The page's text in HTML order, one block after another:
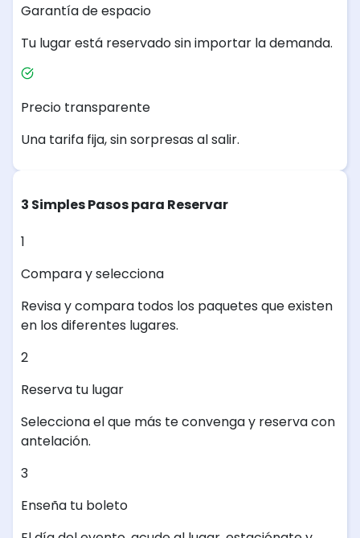
Garantía de espacio
Tu lugar está reservado sin importar la demanda.
Precio transparente
Una tarifa fija, sin sorpresas al salir.
3 Simples Pasos para Reservar
1
Compara y selecciona
Revisa y compara todos los paquetes que existen
en los diferentes lugares.
2
Reserva tu lugar
Selecciona el que más te convenga y reserva con
antelación.
3
Enseña tu boleto